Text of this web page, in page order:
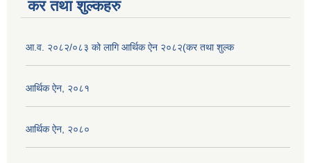
कर तथा शुल्कहरु
आ.व. २०८२/०८३ को लागि आर्थिक ऐन २०८२(कर तथा शुल्क
आर्थिक ऐन, २०८१
आर्थिक ऐन, २०८०